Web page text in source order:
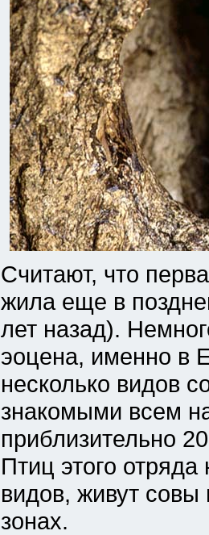
Считают, что
жила еще в
лет назад).
эоцена, именно в
несколько видов
знакомыми всем
приблизительно
Птиц этого
видов, живут совы
зонах.